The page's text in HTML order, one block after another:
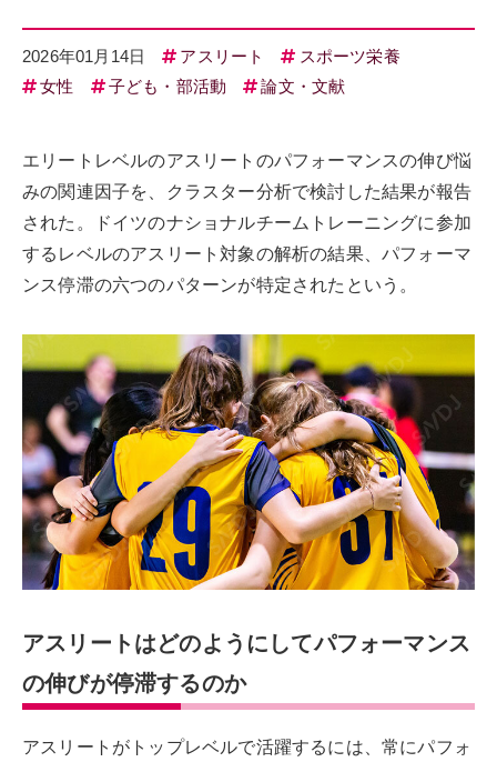
2026年01月14日 アスリート
スポーツ栄養
女性
子ども・部活動 論文・文献
エリートレベルのアスリートのパフォーマンスの伸び悩
みの関連因子を、クラスター分析で検討した結果が報告
された。ドイツのナショナルチームトレーニングに参加
するレベルのアスリート対象の解析の結果、パフォーマ
ンス停滞の六つのパターンが特定されたという。
アスリートはどのようにしてパフォーマンス
の伸びが停滞するのか
アスリートがトップレベルで活躍するには、常にパフォ